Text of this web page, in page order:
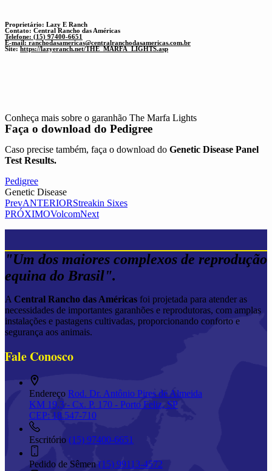
Proprietário: Lazy E Ranch
Contato: Central Rancho das Américas
Telefone: (15) 97400-6651
E-mail:ranchodasamericas@centralranchodasamericas.com.br
Site:https://lazyeranch.net/THE_MARFA_LIGHTS.asp
Conheça mais sobre o garanhão The Marfa Lights
Faça o download do Pedigree
Caso precise também, faça o download do Genetic Disease Panel
Test Results.
Pedigree
Genetic Disease
PrevANTERIORStreakin Sixes
PRÓXIMOVolcomNext
"Um dos maiores complexos de reprodução
equina do Brasil".
A Central Rancho das Américas foi projetada para atender as
necessidades de importantes garanhões e reprodutoras, com amplas
instalações e pastagens cultivadas, proporcionando conforto e
segurança aos animais.
Fale Conosco
Endereço Rod. Dr. Antônio Pires de Almeida
KM 19,3 - Cx. P. 170 - Porto Feliz, SP
CEP: 18.547-710
Escritório (15) 97400-6651
Pedido de Sêmen (15) 99113-4572